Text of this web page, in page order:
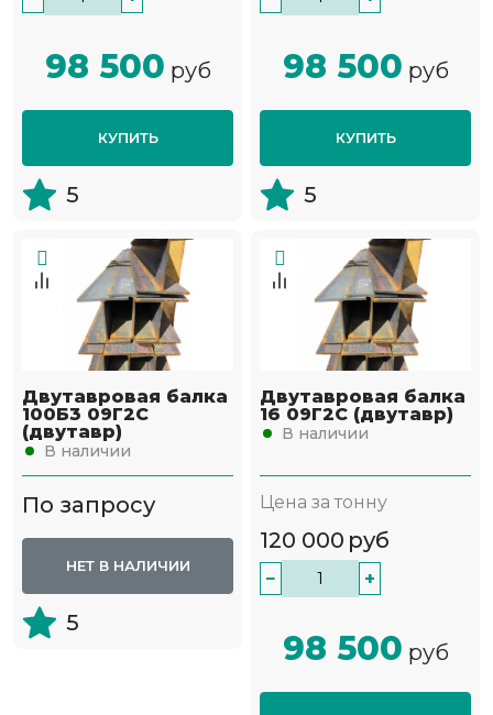
98 500 руб
КУПИТЬ
5
98 500 руб
КУПИТЬ
5
Двутавровая балка
100Б3 09Г2С
(двутавр)
В наличии
По запросу
НЕТ В НАЛИЧИИ
5
Двутавровая балка
16 09Г2С (двутавр)
В наличии
Цена за тонну
120 000 руб
− +
98 500 руб